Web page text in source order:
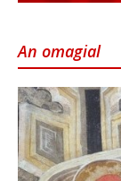
An omagial